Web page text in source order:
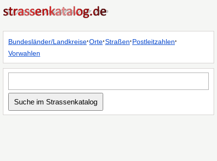
Bundesländer/Landkreise·Orte·Straßen·Postleitzahlen·
Vorwahlen